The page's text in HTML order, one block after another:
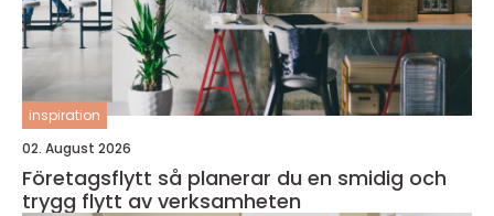
inspiration
02. August 2026
Företagsflytt så planerar du en smidig och
trygg flytt av verksamheten